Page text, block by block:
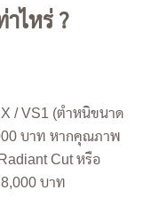
าไหร่ ?
/ VS1 (ตำหนิขนาด
บาท หากคุณภาพ
Cut หรือ
บาท